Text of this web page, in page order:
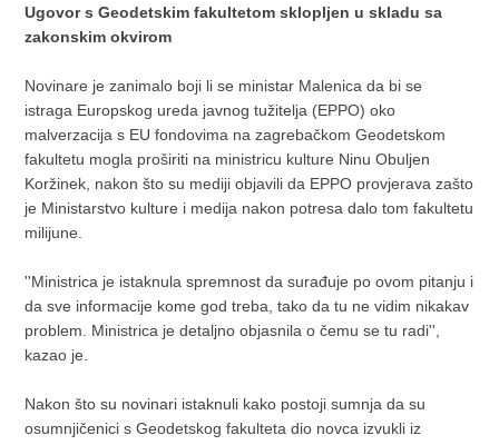
Ugovor s Geodetskim fakultetom sklopljen u skladu sa
zakonskim okvirom
Novinare je zanimalo boji li se ministar Malenica da bi se
istraga Europskog ureda javnog tužitelja (EPPO) oko
malverzacija s EU fondovima na zagrebačkom Geodetskom
fakultetu mogla proširiti na ministricu kulture Ninu Obuljen
Koržinek, nakon što su mediji objavili da EPPO provjerava zašto
je Ministarstvo kulture i medija nakon potresa dalo tom fakultetu
milijune.
''Ministrica je istaknula spremnost da surađuje po ovom pitanju i
da sve informacije kome god treba, tako da tu ne vidim nikakav
problem. Ministrica je detaljno objasnila o čemu se tu radi'',
kazao je.
Nakon što su novinari istaknuli kako postoji sumnja da su
osumnjičenici s Geodetskog fakulteta dio novca izvukli iz